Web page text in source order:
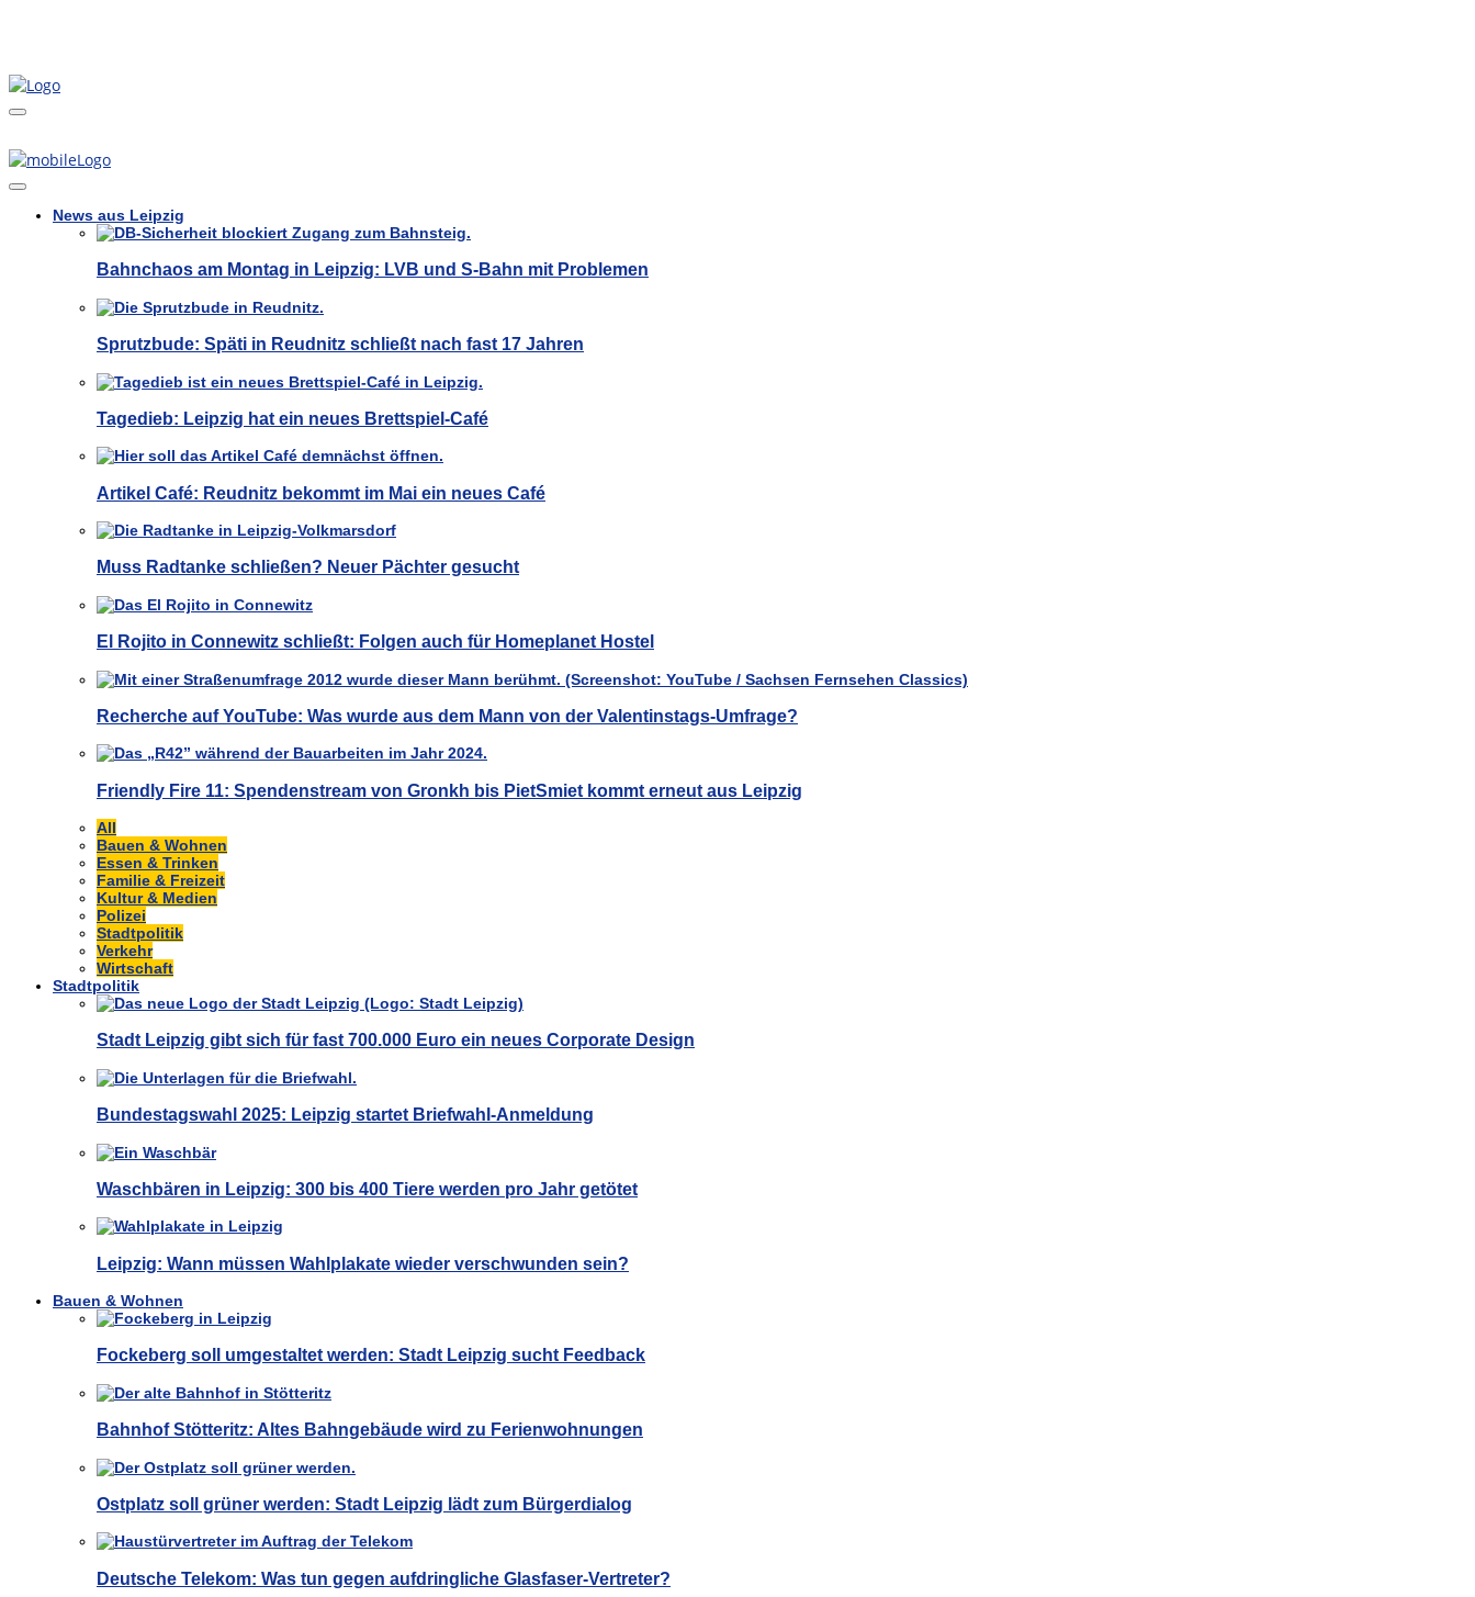
News aus Leipzig
Bahnchaos am Montag in Leipzig: LVB und S-Bahn mit Problemen
Sprutzbude: Späti in Reudnitz schließt nach fast 17 Jahren
Tagedieb: Leipzig hat ein neues Brettspiel-Café
Artikel Café: Reudnitz bekommt im Mai ein neues Café
Muss Radtanke schließen? Neuer Pächter gesucht
El Rojito in Connewitz schließt: Folgen auch für Homeplanet Hostel
Recherche auf YouTube: Was wurde aus dem Mann von der Valentinstags-Umfrage?
Friendly Fire 11: Spendenstream von Gronkh bis PietSmiet kommt erneut aus Leipzig
All
Bauen & Wohnen
Essen & Trinken
Familie & Freizeit
Kultur & Medien
Polizei
Stadtpolitik
Verkehr
Wirtschaft
Stadtpolitik
Stadt Leipzig gibt sich für fast 700.000 Euro ein neues Corporate Design
Bundestagswahl 2025: Leipzig startet Briefwahl-Anmeldung
Waschbären in Leipzig: 300 bis 400 Tiere werden pro Jahr getötet
Leipzig: Wann müssen Wahlplakate wieder verschwunden sein?
Bauen & Wohnen
Fockeberg soll umgestaltet werden: Stadt Leipzig sucht Feedback
Bahnhof Stötteritz: Altes Bahngebäude wird zu Ferienwohnungen
Ostplatz soll grüner werden: Stadt Leipzig lädt zum Bürgerdialog
Deutsche Telekom: Was tun gegen aufdringliche Glasfaser-Vertreter?